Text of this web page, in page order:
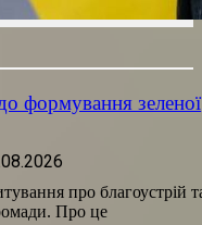
формування зеленої
про благоустрій
Про це